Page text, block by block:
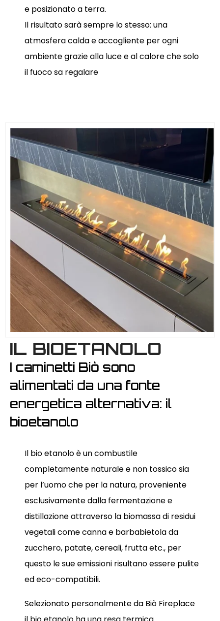
e posizionato a terra.
Il risultato sarà sempre lo stesso: una
atmosfera calda e accogliente per ogni
ambiente grazie alla luce e al calore che solo
il fuoco sa regalare
IL BIOETANOLO
I caminetti Biò sono
alimentati da una fonte
energetica alternativa: il
bioetanolo
Il bio etanolo è un combustile
completamente naturale e non tossico sia
per l’uomo che per la natura, proveniente
esclusivamente dalla fermentazione e
distillazione attraverso la biomassa di residui
vegetali come canna e barbabietola da
zucchero, patate, cereali, frutta etc., per
questo le sue emissioni risultano essere pulite
ed eco-compatibili.
Selezionato personalmente da Biò Fireplace